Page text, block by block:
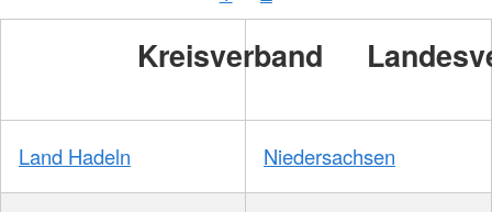
Kreisverband
Land Hadeln Niedersachsen